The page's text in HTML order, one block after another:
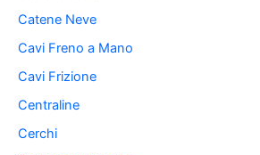
Catene Neve
Cavi Freno a Mano
Cavi Frizione
Centraline
Cerchi